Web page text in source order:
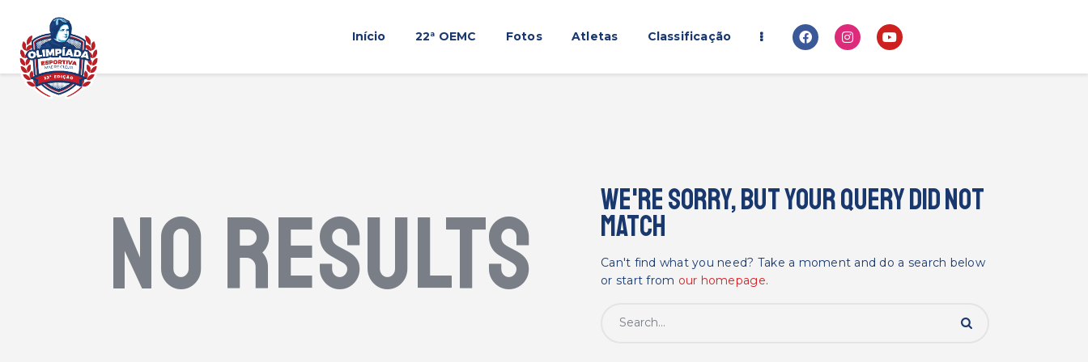
Início 22ª OEMC Fotos Atletas Classificação
22ª OEMC
Fotos
No results We're sorry, but your query did not
match
Can't find what you need? Take a moment and do a search below
or start from our homepage.